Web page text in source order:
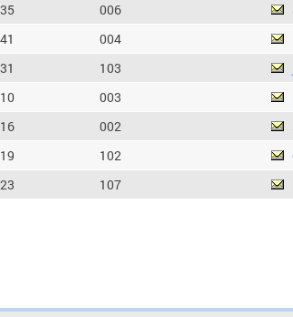
006
004
103
003
002
102
107